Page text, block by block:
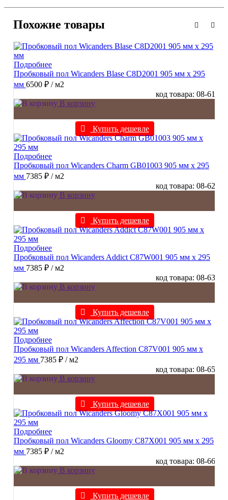
Похожие товары
Подробнее
Пробковый пол Wicanders Blase C8D2001 905 мм х 295
мм 6500 ₽ / м2
код товара: 08-61
В корзину
Купить дешевле
Подробнее
Пробковый пол Wicanders Charm GB01003 905 мм х 295
мм 7385 ₽ / м2
код товара: 08-62
В корзину
Купить дешевле
Подробнее
Пробковый пол Wicanders Addict C87W001 905 мм х 295
мм 7385 ₽ / м2
код товара: 08-63
В корзину
Купить дешевле
Подробнее
Пробковый пол Wicanders Affection C87V001 905 мм х
295 мм 7385 ₽ / м2
код товара: 08-65
В корзину
Купить дешевле
Подробнее
Пробковый пол Wicanders Gloomy C87X001 905 мм х 295
мм 7385 ₽ / м2
код товара: 08-66
В корзину
Купить дешевле